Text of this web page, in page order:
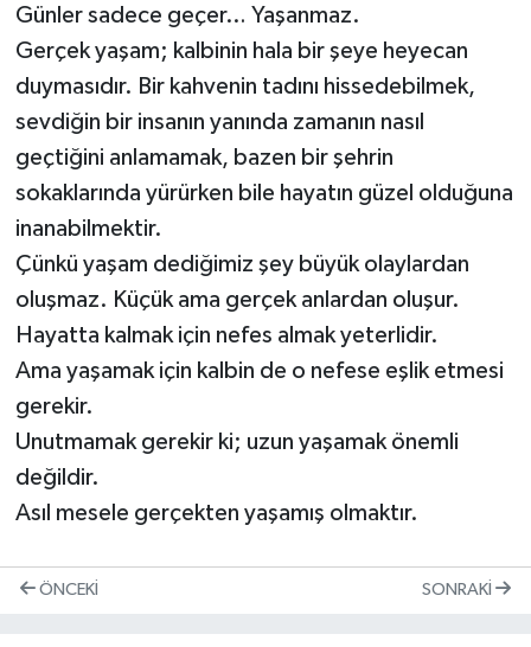
Günler sadece geçer… Yaşanmaz.
Gerçek yaşam; kalbinin hala bir şeye heyecan
duymasıdır. Bir kahvenin tadını hissedebilmek,
sevdiğin bir insanın yanında zamanın nasıl
geçtiğini anlamamak, bazen bir şehrin
sokaklarında yürürken bile hayatın güzel olduğuna
inanabilmektir.
Çünkü yaşam dediğimiz şey büyük olaylardan
oluşmaz. Küçük ama gerçek anlardan oluşur.
Hayatta kalmak için nefes almak yeterlidir.
Ama yaşamak için kalbin de o nefese eşlik etmesi
gerekir.
Unutmamak gerekir ki; uzun yaşamak önemli
değildir.
Asıl mesele gerçekten yaşamış olmaktır.
ÖNCEKI SONRAKI